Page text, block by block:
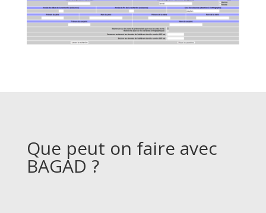
Que peut on faire avec
BAGAD ?